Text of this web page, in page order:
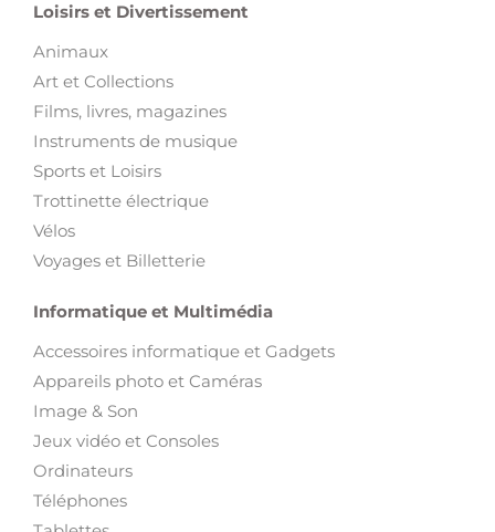
Loisirs et Divertissement
Animaux
Art et Collections
Films, livres, magazines
Instruments de musique
Sports et Loisirs
Trottinette électrique
Vélos
Voyages et Billetterie
Informatique et Multimédia
Accessoires informatique et Gadgets
Appareils photo et Caméras
Image & Son
Jeux vidéo et Consoles
Ordinateurs
Téléphones